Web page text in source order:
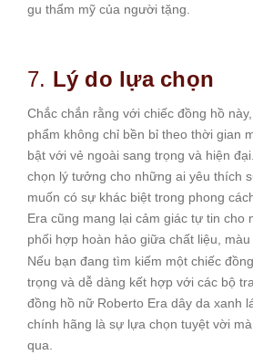
gu thẩm mỹ của người tặng.
7. Lý do lựa chọn
Chắc chắn rằng với chiếc đồng hồ
phẩm không chỉ bền bỉ theo thời gian
bật với vẻ ngoài sang trọng và hiện
chọn lý tưởng cho những ai yêu thích
muốn có sự khác biệt trong phong
Era cũng mang lại cảm giác tự tin cho
phối hợp hoàn hảo giữa chất liệu, màu
Nếu bạn đang tìm kiếm một chiếc
trọng và dễ dàng kết hợp với các bộ
đồng hồ nữ Roberto Era dây da xanh
chính hãng là sự lựa chọn tuyệt vời
qua.